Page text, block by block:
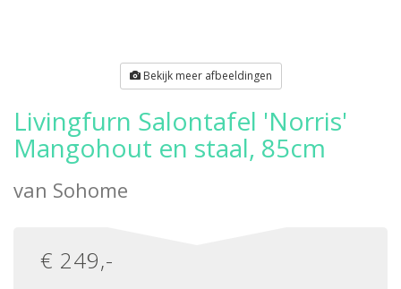
Bekijk meer afbeeldingen
Livingfurn Salontafel 'Norris'
Mangohout en staal, 85cm
van Sohome
€ 249,-